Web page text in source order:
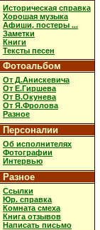
Историческая справка
Хорошая музыка
Афиши, постеры ...
Заметки
Книги
Тексты песен
Фотоальбом
От Д.Анискевича
От Е.Гиршева
От В.Окунева
От Я.Фролова
Разное
Персоналии
Об исполнителях
Фотографии
Интервью
Разное
Ссылки
Юр. справка
Комната смеха
Книга отзывов
Написать письмо